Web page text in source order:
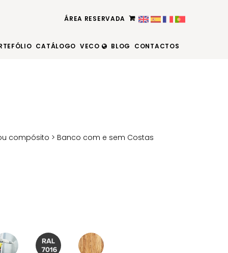
ÁREA RESERVADA
CATÁLOGO VECO BLOG CONTACTOS
compósito > Banco com e sem Costas